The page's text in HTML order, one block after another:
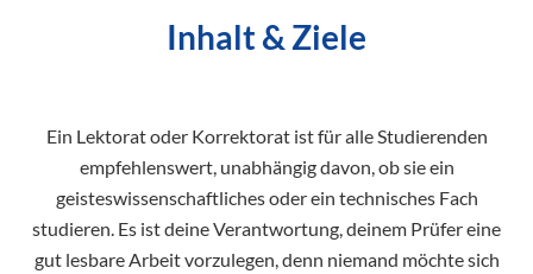
Inhalt & Ziele
Ein Lektorat oder Korrektorat ist für alle Studierenden
empfehlenswert, unabhängig davon, ob sie ein
geisteswissenschaftliches oder ein technisches Fach
studieren. Es ist deine Verantwortung, deinem Prüfer eine
gut lesbare Arbeit vorzulegen, denn niemand möchte sich